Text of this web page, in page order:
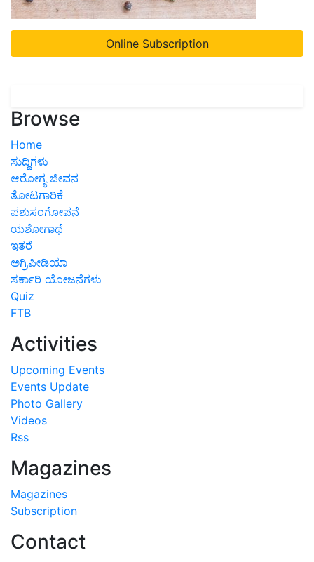
Online Subscription
Browse
Home
ಸುದ್ದಿಗಳು
ಆರೋಗ್ಯ ಜೀವನ
ತೋಟಗಾರಿಕೆ
ಪಶುಸಂಗೋಪನೆ
ಯಶೋಗಾಥೆ
ಇತರೆ
ಅಗ್ರಿಪೀಡಿಯಾ
ಸರ್ಕಾರಿ ಯೋಜನೆಗಳು
Quiz
FTB
Activities
Upcoming Events
Events Update
Photo Gallery
Videos
Rss
Magazines
Magazines
Subscription
Contact